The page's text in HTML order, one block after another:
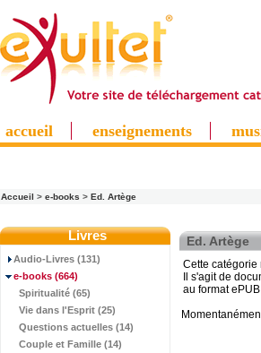
accueil enseignements
Accueil > e-books > Ed. Artège
Livres
Audio-Livres (131)
e-books (664)
Spiritualité (65)
Vie dans l'Esprit (25)
Questions actuelles (14)
Couple et Famille (14)
Ed. Artège
Cette
Il s'agit de
au format